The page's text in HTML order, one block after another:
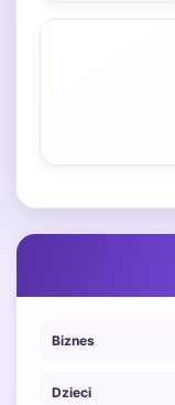
Biznes
Dzieci